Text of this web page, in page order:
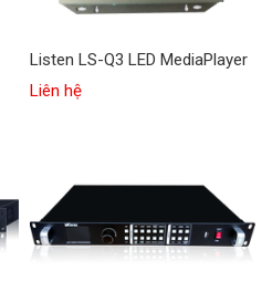
Listen LS-Q3 LED MediaPlayer
Liên hệ